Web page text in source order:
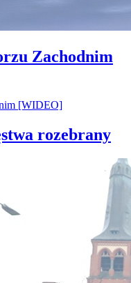
Zachodnim
rozebrany